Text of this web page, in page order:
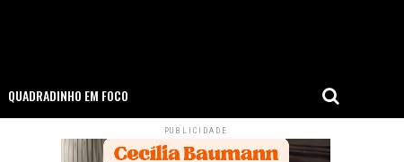
QUADRADINHO EM FOCO
PUBLICIDADE